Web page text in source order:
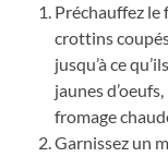
Préchauffez le
crottins
jusqu’à ce
jaunes
fromage
Garnissez un